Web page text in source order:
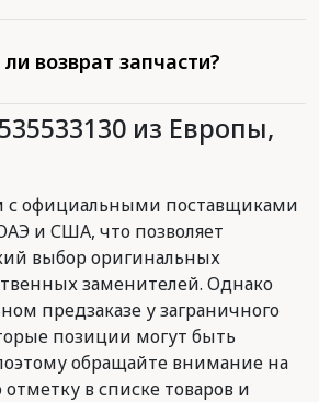
возврат запчасти?
из Европы,
с официальными поставщиками
и США, что позволяет
выбор оригинальных
заменителей. Однако
предзаказе у заграничного
позиции могут быть
обращайте внимание на
в списке товаров и